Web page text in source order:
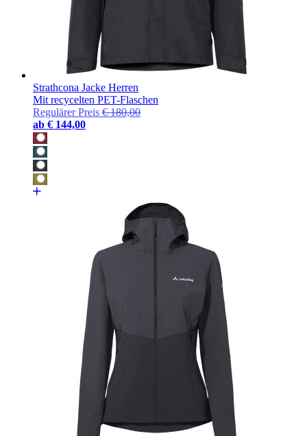
Strathcona Jacke Herren
Mit recycelten PET-Flaschen
Regulärer Preis € 180,00
ab € 144,00